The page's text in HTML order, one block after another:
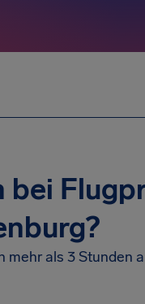
bei
als 3 Stunden